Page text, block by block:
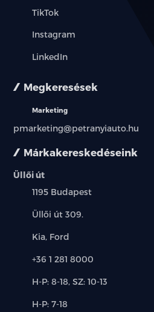
Márkakereskedéseink
Üllői út
Település:
1195 Budapest
Cím:
Üllői út 309.
Márkák:
Kia, Ford
Telefon:
+36 1 281 8000
Új-
használt
H-P: 8-18, SZ: 10-13
Alkatrész,
H-P: 7-18
TikTok
Instagram
LinkedIn
Megkeresések
Marketing
pmarketing@petranyiauto.hu